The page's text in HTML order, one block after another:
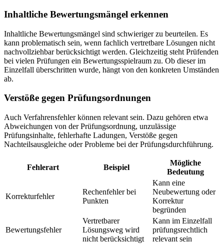
Inhaltliche Bewertungsmängel erkennen
Inhaltliche Bewertungsmängel sind schwieriger zu beurteilen. Es
kann problematisch sein, wenn fachlich vertretbare Lösungen nicht
nachvollziehbar berücksichtigt werden. Gleichzeitig steht Prüfenden
bei vielen Prüfungen ein Bewertungsspielraum zu. Ob dieser im
Einzelfall überschritten wurde, hängt von den konkreten Umständen
ab.
Verstöße gegen Prüfungsordnungen
Auch Verfahrensfehler können relevant sein. Dazu gehören etwa
Abweichungen von der Prüfungsordnung, unzulässige
Prüfungsinhalte, fehlerhafte Ladungen, Verstöße gegen
Nachteilsausgleiche oder Probleme bei der Prüfungsdurchführung.
Fehlerart Beispiel
Mögliche
Bedeutung
Korrekturfehler
Rechenfehler bei
Punkten
Kann eine
Neubewertung oder
Korrektur
begründen
Bewertungsfehler
Vertretbarer
Lösungsweg wird
nicht berücksichtigt
Kann im Einzelfall
prüfungsrechtlich
relevant sein